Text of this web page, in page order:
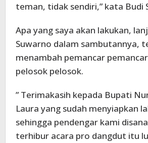
teman, tidak sendiri,” kata Budi
Apa yang saya akan lakukan,
Suwarno dalam sambutannya,
menambah pemancar
pelosok pelosok.
” Terimakasih kepada Bupati
Laura yang sudah menyiapkan
sehingga pendengar kami
terhibur acara pro dangdut itu